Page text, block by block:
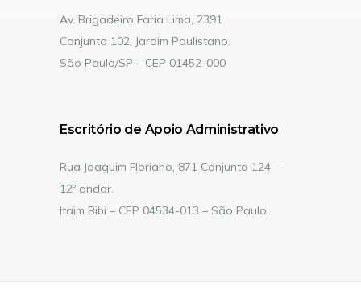
Av. Brigadeiro Faria Lima, 2391
Conjunto 102, Jardim Paulistano.
São Paulo/SP – CEP 01452-000
Escritório de Apoio Administrativo
Rua Joaquim Floriano, 871 Conjunto 124 –
12º andar.
Itaim Bibi – CEP 04534-013 – São Paulo